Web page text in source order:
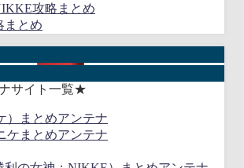
攻略まとめ
まとめ
サイト一覧★
）まとめアンテナ
ケまとめアンテナ